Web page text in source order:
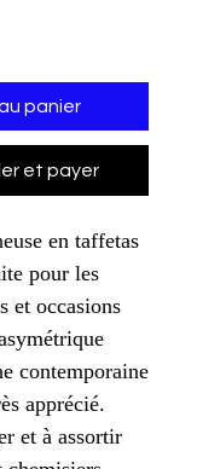
panier
et payer
en taffetas
pour les
et occasions
contemporaine
apprécié.
et à assortir